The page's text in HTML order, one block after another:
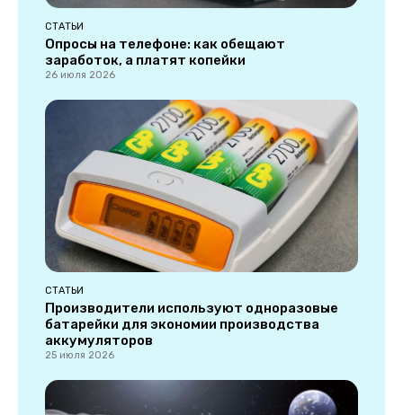
СТАТЬИ
Опросы на телефоне: как обещают
заработок, а платят копейки
26 июля 2026
СТАТЬИ
Производители используют одноразовые
батарейки для экономии производства
аккумуляторов
25 июля 2026